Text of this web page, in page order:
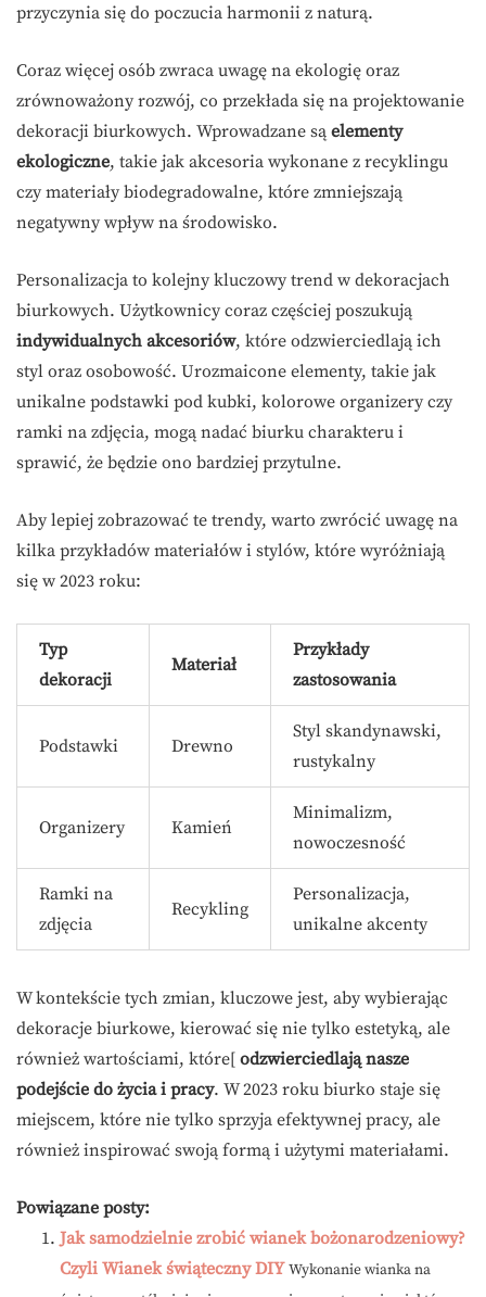
przyczynia się do poczucia harmonii z naturą.
Coraz więcej osób zwraca uwagę na ekologię oraz
zrównoważony rozwój, co przekłada się na projektowanie
dekoracji biurkowych. Wprowadzane są elementy
ekologiczne, takie jak akcesoria wykonane z recyklingu
czy materiały biodegradowalne, które zmniejszają
negatywny wpływ na środowisko.
Personalizacja to kolejny kluczowy trend w dekoracjach
biurkowych. Użytkownicy coraz częściej poszukują
indywidualnych akcesoriów, które odzwierciedlają ich
styl oraz osobowość. Urozmaicone elementy, takie jak
unikalne podstawki pod kubki, kolorowe organizery czy
ramki na zdjęcia, mogą nadać biurku charakteru i
sprawić, że będzie ono bardziej przytulne.
Aby lepiej zobrazować te trendy, warto zwrócić uwagę na
kilka przykładów materiałów i stylów, które wyróżniają
się w 2023 roku:
Typ
dekoracji
Materiał
Przykłady
zastosowania
Podstawki Drewno
Styl skandynawski,
rustykalny
Organizery Kamień
Minimalizm,
nowoczesność
Ramki na
zdjęcia
Recykling
Personalizacja,
unikalne akcenty
W kontekście tych zmian, kluczowe jest, aby wybierając
dekoracje biurkowe, kierować się nie tylko estetyką, ale
również wartościami, które[ odzwierciedlają nasze
podejście do życia i pracy. W 2023 roku biurko staje się
miejscem, które nie tylko sprzyja efektywnej pracy, ale
również inspirować swoją formą i użytymi materiałami.
Powiązane posty:
Jak samodzielnie zrobić wianek bożonarodzeniowy?
Czyli Wianek świąteczny DIY Wykonanie wianka na